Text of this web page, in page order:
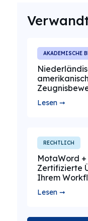
AKADEMISCHE
Lesen ➞
RECHTLICH
MotaWord
Zertifizierte
Ihrem
Lesen ➞